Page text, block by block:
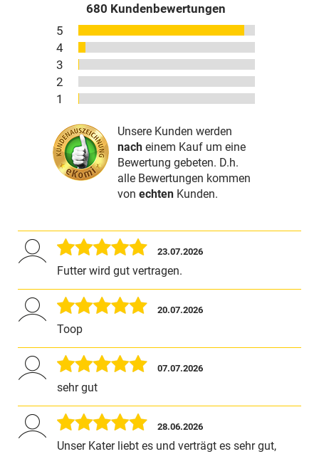
680 Kundenbewertungen
5
4
3
2
1
Unsere Kunden werden
nach einem Kauf um eine
Bewertung gebeten. D.h.
alle Bewertungen kommen
von echten Kunden.
23.07.2026
Futter wird gut vertragen.
20.07.2026
Toop
07.07.2026
sehr gut
28.06.2026
Unser Kater liebt es und verträgt es sehr gut,